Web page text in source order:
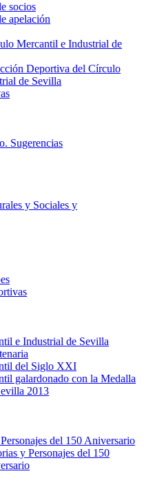
socios
apelación
Mercantil e Industrial de
Deportiva del Círculo
de Sevilla
Sugerencias
y Sociales y
e Industrial de Sevilla
del Siglo XXI
galardonado con la Medalla
2013
del 150 Aniversario
y Personajes del 150